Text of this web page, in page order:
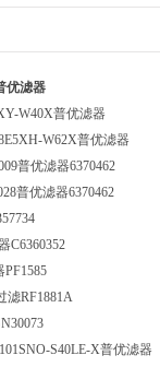
优滤器
W40X普优滤器
W62X普优滤器
普优滤器6370462
普优滤器6370462
C6360352
滤RF1881A
S40LE-X普优滤器